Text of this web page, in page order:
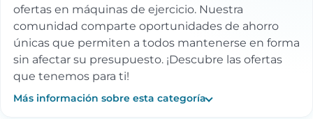
ofertas en máquinas de ejercicio. Nuestra
comunidad comparte oportunidades de ahorro
únicas que permiten a todos mantenerse en forma
sin afectar su presupuesto. ¡Descubre las ofertas
que tenemos para ti!
Más información sobre esta categoría